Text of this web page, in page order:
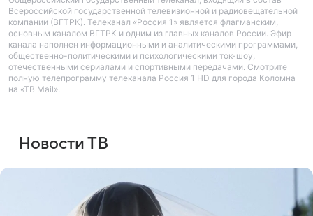
Всероссийской государственной телевизионной и радиовещательной
компании (ВГТРК). Телеканал «Россия 1» является флагманским,
основным каналом ВГТРК и одним из главных каналов России. Эфир
канала наполнен информационными и аналитическими программами,
общественно-политическими и психологическими ток-шоу,
отечественными сериалами и спортивными передачами. Смотрите
полную телепрограмму телеканала Россия 1 HD для города Коломна
на «ТВ Mail».
Новости ТВ